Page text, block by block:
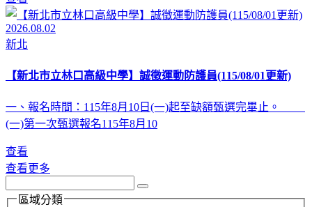
2026.08.02
新北
【新北市立林口高級中學】誠徵運動防護員(115/08/01更新)
一、報名時間：115年8月10日(一)起至缺額甄選完畢止。
(一)第一次甄選報名115年8月10
查看
查看更多
區域分類